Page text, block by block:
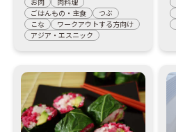
ごはんもの・主食
つぶ
こな
ワークアウトする方向け
アジア・エスニック